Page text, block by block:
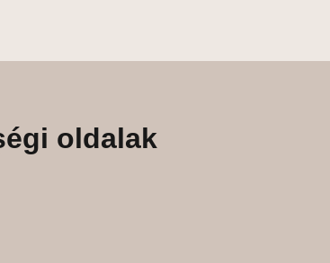
oldalak